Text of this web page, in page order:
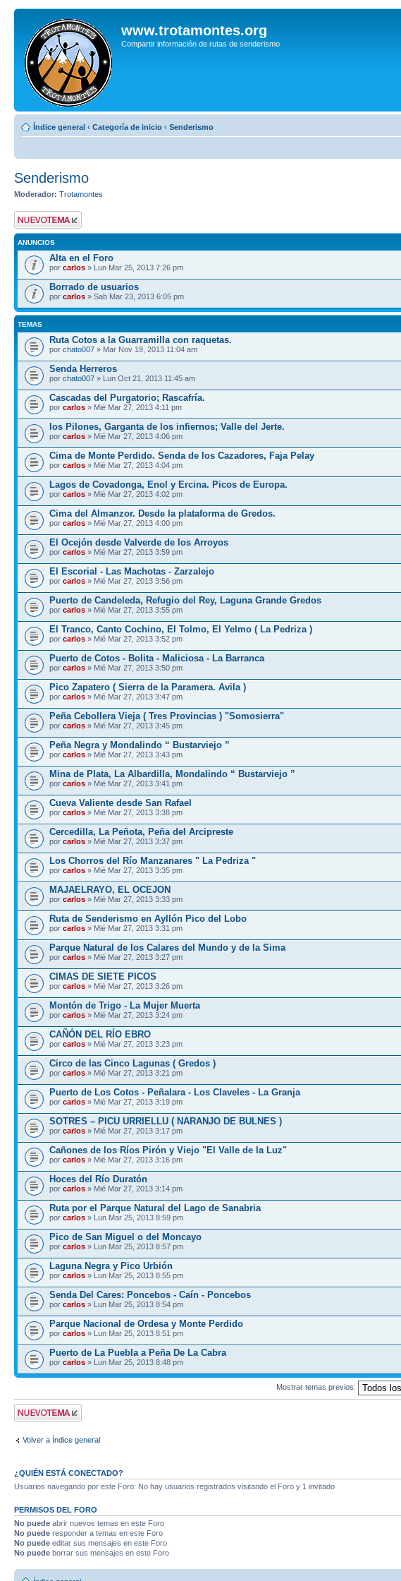
www.trotamontes.org
Compartir información de rutas de senderismo
Índice general ‹ Categoría de inicio ‹ Senderismo
Senderismo
Moderador: Trotamontes
Publicar un nuevo
tema
ANUNCIOS
Alta en el Foro
por carlos » Lun Mar 25, 2013 7:26 pm
Borrado de usuarios
por carlos » Sab Mar 23, 2013 6:05 pm
TEMAS
Ruta Cotos a la Guarramilla con raquetas.
por chato007 » Mar Nov 19, 2013 11:04 am
Senda Herreros
por chato007 » Lun Oct 21, 2013 11:45 am
Cascadas del Purgatorio; Rascafría.
por carlos » Mié Mar 27, 2013 4:11 pm
los Pilones, Garganta de los infiernos; Valle del Jerte.
por carlos » Mié Mar 27, 2013 4:06 pm
Cima de Monte Perdido. Senda de los Cazadores, Faja Pelay
por carlos » Mié Mar 27, 2013 4:04 pm
Lagos de Covadonga, Enol y Ercina. Picos de Europa.
por carlos » Mié Mar 27, 2013 4:02 pm
Cima del Almanzor. Desde la plataforma de Gredos.
por carlos » Mié Mar 27, 2013 4:00 pm
El Ocejón desde Valverde de los Arroyos
por carlos » Mié Mar 27, 2013 3:59 pm
El Escorial - Las Machotas - Zarzalejo
por carlos » Mié Mar 27, 2013 3:56 pm
Puerto de Candeleda, Refugio del Rey, Laguna Grande Gredos
por carlos » Mié Mar 27, 2013 3:55 pm
El Tranco, Canto Cochino, El Tolmo, El Yelmo ( La Pedriza )
por carlos » Mié Mar 27, 2013 3:52 pm
Puerto de Cotos - Bolita - Maliciosa - La Barranca
por carlos » Mié Mar 27, 2013 3:50 pm
Pico Zapatero ( Sierra de la Paramera. Avila )
por carlos » Mié Mar 27, 2013 3:47 pm
Peña Cebollera Vieja ( Tres Provincias ) "Somosierra"
por carlos » Mié Mar 27, 2013 3:45 pm
Peña Negra y Mondalindo “ Bustarviejo ”
por carlos » Mié Mar 27, 2013 3:43 pm
Mina de Plata, La Albardilla, Mondalindo “ Bustarviejo ”
por carlos » Mié Mar 27, 2013 3:41 pm
Cueva Valiente desde San Rafael
por carlos » Mié Mar 27, 2013 3:38 pm
Cercedilla, La Peñota, Peña del Arcipreste
por carlos » Mié Mar 27, 2013 3:37 pm
Los Chorros del Río Manzanares " La Pedriza "
por carlos » Mié Mar 27, 2013 3:35 pm
MAJAELRAYO, EL OCEJON
por carlos » Mié Mar 27, 2013 3:33 pm
Ruta de Senderismo en Ayllón Pico del Lobo
por carlos » Mié Mar 27, 2013 3:31 pm
Parque Natural de los Calares del Mundo y de la Sima
por carlos » Mié Mar 27, 2013 3:27 pm
CIMAS DE SIETE PICOS
por carlos » Mié Mar 27, 2013 3:26 pm
Montón de Trigo - La Mujer Muerta
por carlos » Mié Mar 27, 2013 3:24 pm
CAÑÓN DEL RÍO EBRO
por carlos » Mié Mar 27, 2013 3:23 pm
Circo de las Cinco Lagunas ( Gredos )
por carlos » Mié Mar 27, 2013 3:21 pm
Puerto de Los Cotos - Peñalara - Los Claveles - La Granja
por carlos » Mié Mar 27, 2013 3:19 pm
SOTRES – PICU URRIELLU ( NARANJO DE BULNES )
por carlos » Mié Mar 27, 2013 3:17 pm
Cañones de los Ríos Pirón y Viejo "El Valle de la Luz"
por carlos » Mié Mar 27, 2013 3:16 pm
Hoces del Río Duratón
por carlos » Mié Mar 27, 2013 3:14 pm
Ruta por el Parque Natural del Lago de Sanabria
por carlos » Lun Mar 25, 2013 8:59 pm
Pico de San Miguel o del Moncayo
por carlos » Lun Mar 25, 2013 8:57 pm
Laguna Negra y Pico Urbión
por carlos » Lun Mar 25, 2013 8:55 pm
Senda Del Cares: Poncebos - Caín - Poncebos
por carlos » Lun Mar 25, 2013 8:54 pm
Parque Nacional de Ordesa y Monte Perdido
por carlos » Lun Mar 25, 2013 8:51 pm
Puerto de La Puebla a Peña De La Cabra
por carlos » Lun Mar 25, 2013 8:48 pm
Mostrar temas previos:
Publicar un nuevo
tema
Volver a Índice general
¿QUIÉN ESTÁ CONECTADO?
Usuarios navegando por este Foro: No hay usuarios registrados visitando el Foro y 1 invitado
PERMISOS DEL FORO
No puede abrir nuevos temas en este Foro
No puede responder a temas en este Foro
No puede editar sus mensajes en este Foro
No puede borrar sus mensajes en este Foro